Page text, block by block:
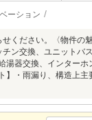
ーション
ださい。〈物件の
ン交換、ユニットバ
器交換、インター
・雨漏り、構造上